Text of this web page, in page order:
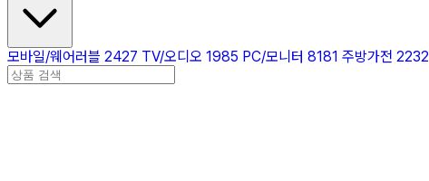
모바일/웨어러블 2427 TV/오디오 1985 PC/모니터 8181 주방가전 2232